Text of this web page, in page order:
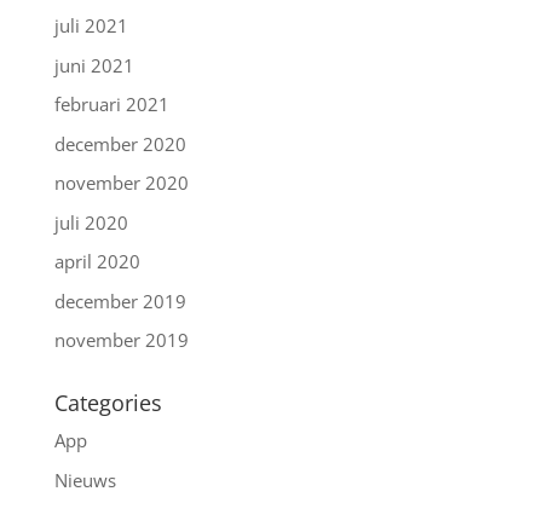
juli 2021
juni 2021
februari 2021
december 2020
november 2020
juli 2020
april 2020
december 2019
november 2019
Categories
App
Nieuws